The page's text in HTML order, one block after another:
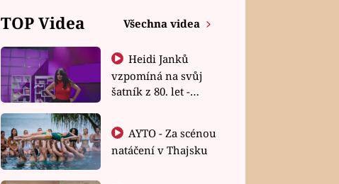
TOP Videa Všechna videa
Heidi Janků
vzpomíná na svůj
šatník z 80. let -
natáčení v Thajsku